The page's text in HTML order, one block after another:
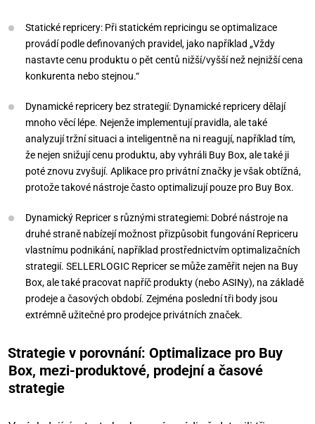
Statické repricery: Při statickém repricingu se optimalizace
provádí podle definovaných pravidel, jako například „Vždy
nastavte cenu produktu o pět centů nižší/vyšší než nejnižší cena
konkurenta nebo stejnou.“
Dynamické repricery bez strategií: Dynamické repricery dělají
mnoho věcí lépe. Nejenže implementují pravidla, ale také
analyzují tržní situaci a inteligentně na ni reagují, například tím,
že nejen snižují cenu produktu, aby vyhráli Buy Box, ale také ji
poté znovu zvyšují. Aplikace pro privátní značky je však obtížná,
protože takové nástroje často optimalizují pouze pro Buy Box.
Dynamický Repricer s různými strategiemi: Dobré nástroje na
druhé straně nabízejí možnost přizpůsobit fungování Repriceru
vlastnímu podnikání, například prostřednictvím optimalizačních
strategií. SELLERLOGIC Repricer se může zaměřit nejen na Buy
Box, ale také pracovat napříč produkty (nebo ASINy), na základě
prodeje a časových období. Zejména poslední tři body jsou
extrémně užitečné pro prodejce privátních značek.
Strategie v porovnání: Optimalizace pro Buy
Box, mezi-produktové, prodejní a časové
strategie